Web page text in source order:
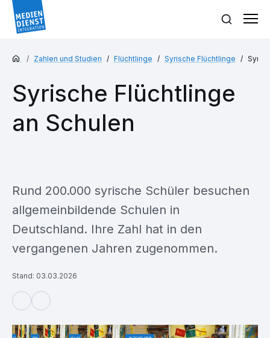
Zahlen und Studien Flüchtlinge Syrische Flüchtlinge
Syrische Flüchtlinge
an Schulen
Rund 200.000 syrische Schüler besuchen
allgemeinbildende Schulen in
Deutschland. Ihre Zahl hat in den
vergangenen Jahren zugenommen.
Stand: 03.03.2026